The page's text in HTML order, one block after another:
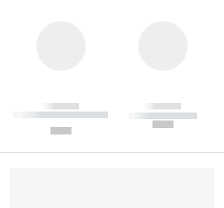
------------
----------- ----------- --------
------------
----------- -----------